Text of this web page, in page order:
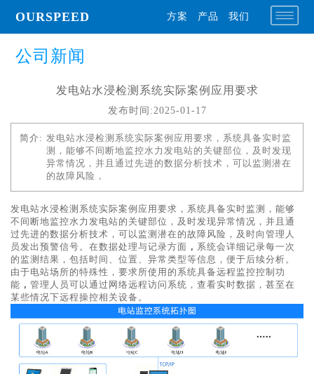
OURSPEED 方案 产品 我们
公司新闻
发电站水浸检测系统实际案例应用要求
发布时间:2025-01-17
简介: 发电站水浸检测系统实际案例应用要求，系统具备实时监
测，能够不间断地监控水力发电站的关键部位，及时发现
异常情况，并且通过先进的数据分析技术，可以监测潜在
的故障风险，
发电站水浸检测系统实际案例应用要求，系统具备实时监测，能够
不间断地监控水力发电站的关键部位，及时发现异常情况，并且通
过先进的数据分析技术，可以监测潜在的故障风险，及时向管理人
员发出预警信号。在数据处理与记录方面 ， 系统会详细记录每一次
的监测结果，包括时间、位置、异常类型等信息，便于后续分析。
由于电站场所的特殊性，要求所使用的系统具备远程监控控制功
能 ， 管理人员可以通过网络远程访问系统，查看实时数据，甚至在
某些情况下远程操控相关设备。